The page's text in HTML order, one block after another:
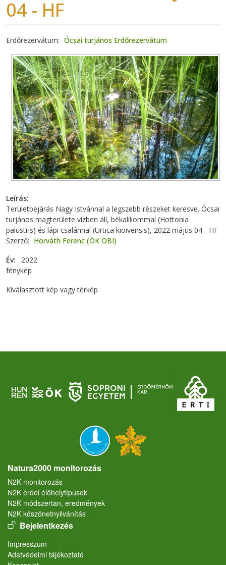
04 - HF
Erdőrezervátum Ócsai turjános Erdőrezervátum
Leírás
Területbejárás Nagy Istvánnal a legszebb részeket keresve. Ócsai
turjános magterülete vízben áll, békaliliommal (Hottonia
palustris) és lápi csalánnal (Urtica kioivensis), 2022 május 04 - HF
Szerző
Horváth Ferenc (ÖK ÖBI)
Év
2022
fénykép
Kiválasztott kép vagy térkép
Natura2000 monitorozás
N2K monitorozás
N2K erdei élőhelytípusok
N2K módszertan, eredmények
N2K köszönetnyilvánítás
User account menu
Bejelentkezés
Lábléc
Impresszum
Adatvédelmi tájékoztató